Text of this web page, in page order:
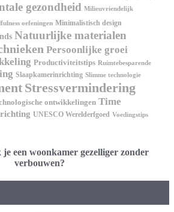
gezondheid Milieuvriendelijk
oefeningen Minimalistisch design
Natuurlijke materialen
Persoonlijke groei
Productiviteitstips Ruimtebesparende
Slaapkamerinrichting Slimme technologie
Stressvermindering
ontwikkelingen Time
UNESCO Werelderfgoed Voedingstips
je een woonkamer gezelliger zonder
verbouwen?